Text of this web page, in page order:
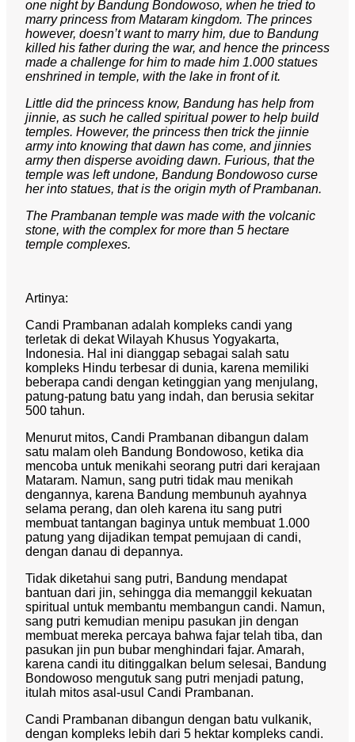
one night by Bandung Bondowoso, when he tried to
marry princess from Mataram kingdom. The princes
however, doesn’t want to marry him, due to Bandung
killed his father during the war, and hence the princess
made a challenge for him to made him 1.000 statues
enshrined in temple, with the lake in front of it.
Little did the princess know, Bandung has help from
jinnie, as such he called spiritual power to help build
temples. However, the princess then trick the jinnie
army into knowing that dawn has come, and jinnies
army then disperse avoiding dawn. Furious, that the
temple was left undone, Bandung Bondowoso curse
her into statues, that is the origin myth of Prambanan.
The Prambanan temple was made with the volcanic
stone, with the complex for more than 5 hectare
temple complexes.
Artinya:
Candi Prambanan adalah kompleks candi yang
terletak di dekat Wilayah Khusus Yogyakarta,
Indonesia. Hal ini dianggap sebagai salah satu
kompleks Hindu terbesar di dunia, karena memiliki
beberapa candi dengan ketinggian yang menjulang,
patung-patung batu yang indah, dan berusia sekitar
500 tahun.
Menurut mitos, Candi Prambanan dibangun dalam
satu malam oleh Bandung Bondowoso, ketika dia
mencoba untuk menikahi seorang putri dari kerajaan
Mataram. Namun, sang putri tidak mau menikah
dengannya, karena Bandung membunuh ayahnya
selama perang, dan oleh karena itu sang putri
membuat tantangan baginya untuk membuat 1.000
patung yang dijadikan tempat pemujaan di candi,
dengan danau di depannya.
Tidak diketahui sang putri, Bandung mendapat
bantuan dari jin, sehingga dia memanggil kekuatan
spiritual untuk membantu membangun candi. Namun,
sang putri kemudian menipu pasukan jin dengan
membuat mereka percaya bahwa fajar telah tiba, dan
pasukan jin pun bubar menghindari fajar. Amarah,
karena candi itu ditinggalkan belum selesai, Bandung
Bondowoso mengutuk sang putri menjadi patung,
itulah mitos asal-usul Candi Prambanan.
Candi Prambanan dibangun dengan batu vulkanik,
dengan kompleks lebih dari 5 hektar kompleks candi.